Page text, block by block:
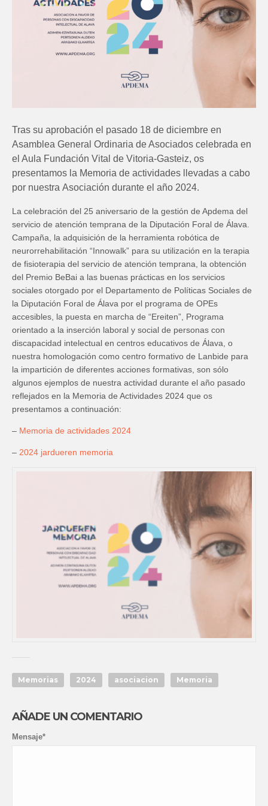
Tras su aprobación el pasado 18 de diciembre en
Asamblea General Ordinaria de Asociados celebrada en
el Aula Fundación Vital de Vitoria-Gasteiz, os
presentamos la Memoria de actividades llevadas a cabo
por nuestra Asociación durante el año 2024.
La celebración del 25 aniversario de la gestión de Apdema del
servicio de atención temprana de la Diputación Foral de Álava.
Campaña, la adquisición de la herramienta robótica de
neurorrehabilitación “Innowalk” para su utilización en la terapia
de fisioterapia del servicio de atención temprana, la obtención
del Premio BeBai a las buenas prácticas en los servicios
sociales otorgado por el Departamento de Políticas Sociales de
la Diputación Foral de Álava por el programa de OPEs
accesibles, la puesta en marcha de “Ereiten”, Programa
orientado a la inserción laboral y social de personas con
discapacidad intelectual en centros educativos de Álava, o
nuestra homologación como centro formativo de Lanbide para
la impartición de diferentes acciones formativas, son sólo
algunos ejemplos de nuestra actividad durante el año pasado
reflejados en la Memoria de Actividades 2024 que os
presentamos a continuación:
– Memoria de actividades 2024
– 2024 jardueren memoria
Memorias 2024 asociacion Memoria
AÑADE UN COMENTARIO
Mensaje*